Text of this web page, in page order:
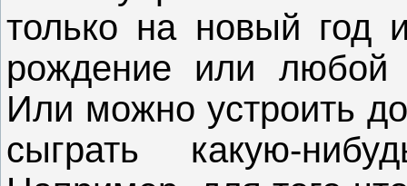
только на новый год
рождение или любой
Или можно устроить
сыграть какую-